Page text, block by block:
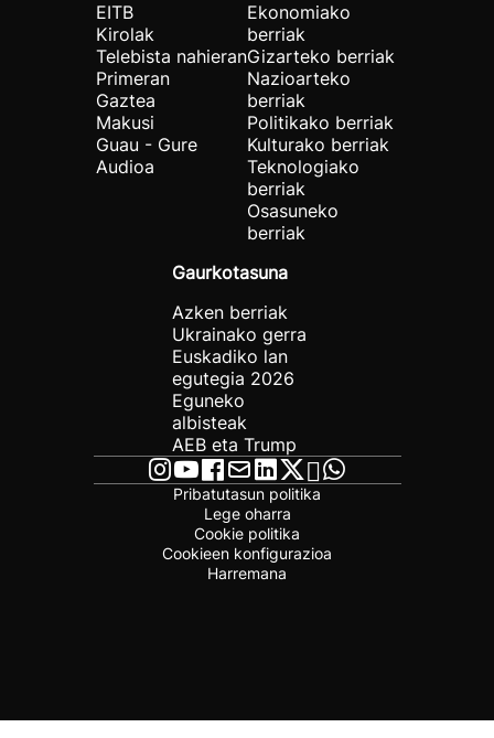
EITB
Kirolak
Telebista nahieran
Primeran
Gaztea
Makusi
Guau - Gure
Audioa
Ekonomiako
berriak
Gizarteko berriak
Nazioarteko
berriak
Politikako berriak
Kulturako berriak
Teknologiako
berriak
Osasuneko
berriak
Gaurkotasuna
Azken berriak
Ukrainako gerra
Euskadiko lan
egutegia 2026
Eguneko
albisteak
AEB eta Trump
Pribatutasun politika
Lege oharra
Cookie politika
Cookieen konfigurazioa
Harremana